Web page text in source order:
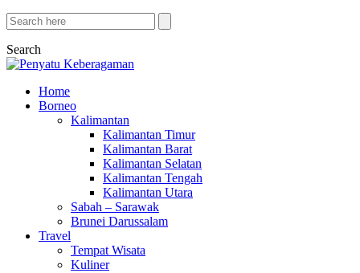
Search
Home
Borneo
Kalimantan
Kalimantan Timur
Kalimantan Barat
Kalimantan Selatan
Kalimantan Tengah
Kalimantan Utara
Sabah – Sarawak
Brunei Darussalam
Travel
Tempat Wisata
Kuliner